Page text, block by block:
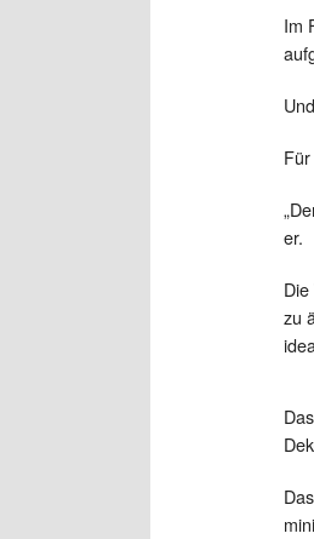
Im
er.
zu